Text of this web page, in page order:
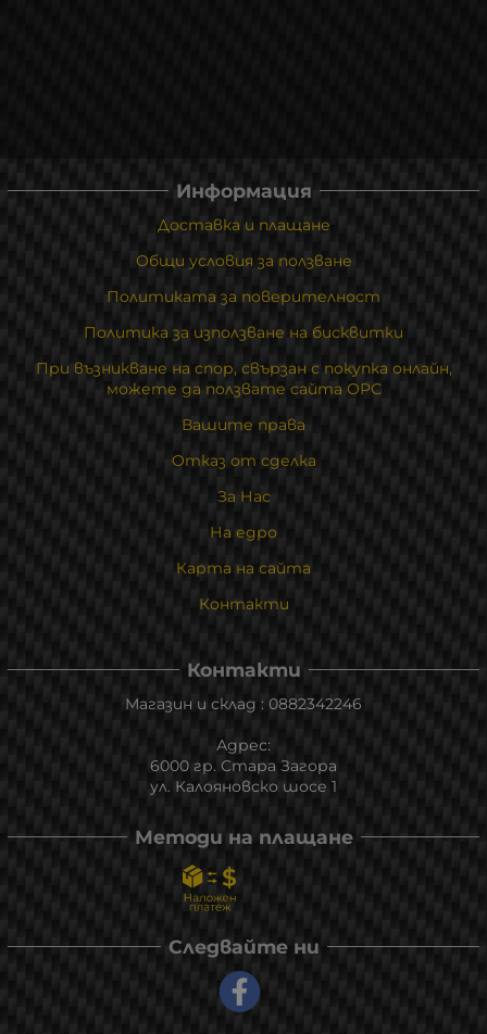
Информация
Доставка и плащане
Общи условия за ползване
Политиката за поверителност
Политика за използване на бисквитки
При възникване на спор, свързан с покупка онлайн,
можете да ползвате сайта ОРС
Вашите права
Отказ от сделка
За Нас
На едро
Карта на сайта
Контакти
Контакти
Магазин и склад : 0882342246
Адрес:
6000 гр. Стара Загора
ул. Калояновско шосе 1
Методи на плащане
Следвайте ни